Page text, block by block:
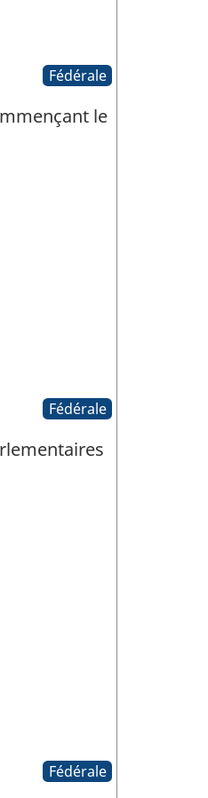
Fédérale
le
Fédérale
Fédérale